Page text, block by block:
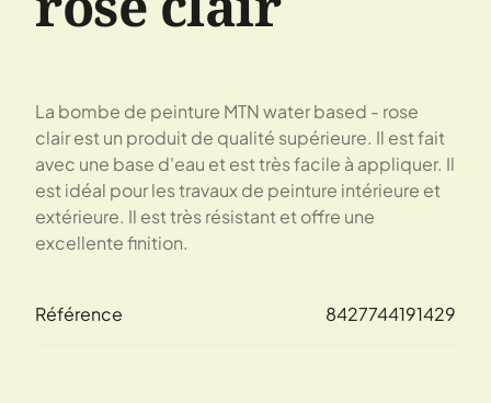
La bombe de peinture MTN water based - rose
clair est un produit de qualité supérieure. Il est fait
avec une base d'eau et est très facile à appliquer. Il
est idéal pour les travaux de peinture intérieure et
extérieure. Il est très résistant et offre une
excellente finition.
Référence 8427744191429